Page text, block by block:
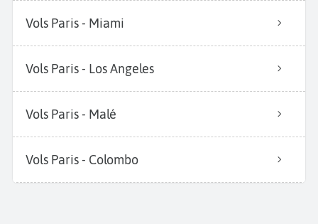
Vols Paris - Miami
Vols Paris - Los Angeles
Vols Paris - Malé
Vols Paris - Colombo